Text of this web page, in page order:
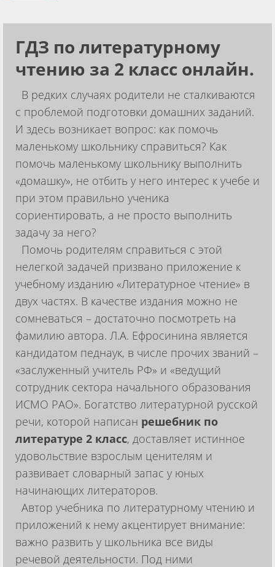
ГДЗ по литературному
чтению за 2 класс онлайн.
В редких случаях родители не сталкиваются
с проблемой подготовки домашних заданий.
И здесь возникает вопрос: как помочь
маленькому школьнику справиться? Как
помочь маленькому школьнику выполнить
«домашку», не отбить у него интерес к учебе и
при этом правильно ученика
сориентировать, а не просто выполнить
задачу за него?
Помочь родителям справиться с этой
нелегкой задачей призвано приложение к
учебному изданию «Литературное чтение» в
двух частях. В качестве издания можно не
сомневаться – достаточно посмотреть на
фамилию автора. Л.А. Ефросинина является
кандидатом педнаук, в числе прочих званий –
«заслуженный учитель РФ» и «ведущий
сотрудник сектора начального образования
ИСМО РАО». Богатство литературной русской
речи, которой написан решебник по
литературе 2 класс, доставляет истинное
удовольствие взрослым ценителям и
развивает словарный запас у юных
начинающих литераторов.
Автор учебника по литературному чтению и
приложений к нему акцентирует внимание:
важно развить у школьника все виды
речевой деятельности. Под ними